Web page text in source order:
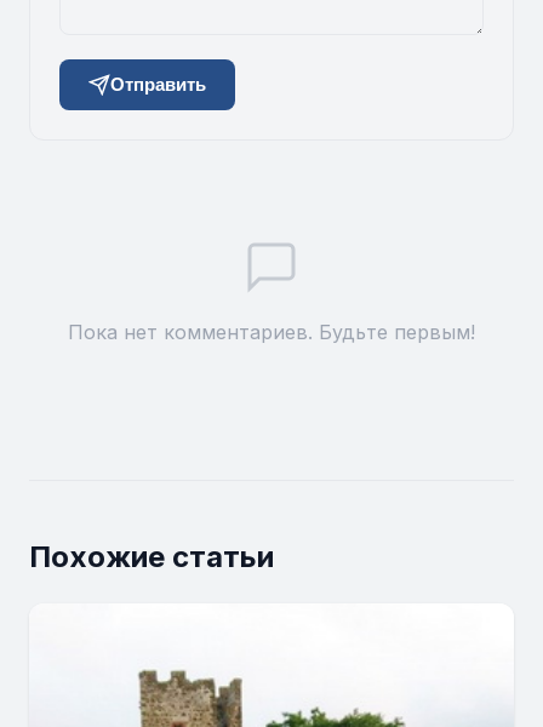
Отправить
Пока нет комментариев. Будьте первым!
Похожие статьи